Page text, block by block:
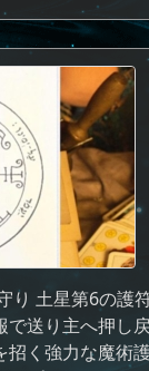
り 土星第6の護符
送り主へ押し
招く強力な魔術